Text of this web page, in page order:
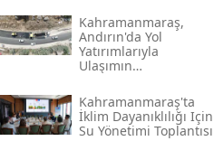
Kahramanmaraş,
Andırın'da Yol
Yatırımlarıyla
Ulaşımın
Yükseltiyor
Kahramanmaraş'ta
İklim Dayanıklılığı Için
Su Yönetimi Toplantısı